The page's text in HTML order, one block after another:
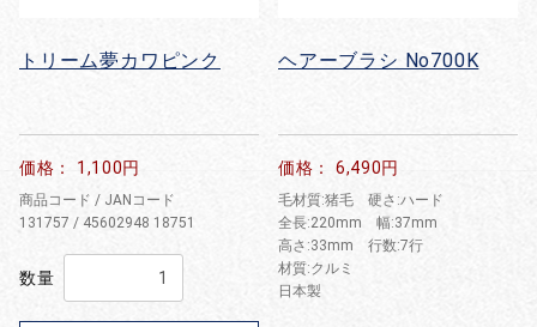
トリーム夢カワピンク
価格： 1,100円
商品コード / JANコード
131757 / 45602948 18751
数量
ヘアーブラシ No700K
価格： 6,490円
毛材質:猪毛 硬さ:ハード
全長:220mm 幅:37mm
高さ:33mm 行数:7行
材質:クルミ
日本製